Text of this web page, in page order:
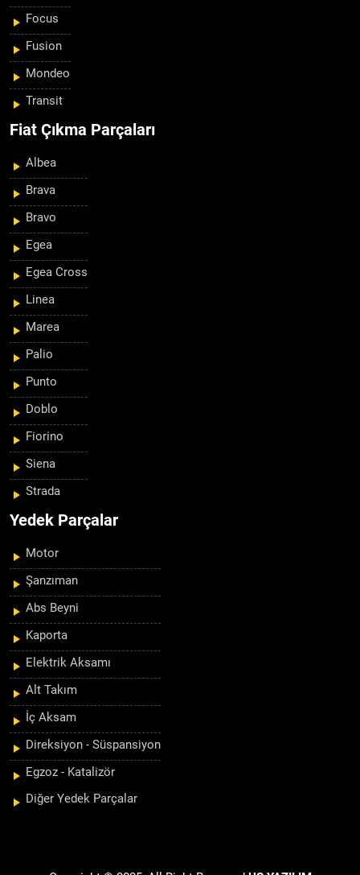
Focus
Fusion
Mondeo
Transit
Fiat Çıkma Parçaları
Albea
Brava
Bravo
Egea
Egea Cross
Linea
Marea
Palio
Punto
Doblo
Fiorino
Siena
Strada
Yedek Parçalar
Motor
Şanzıman
Abs Beyni
Kaporta
Elektrik Aksamı
Alt Takım
İç Aksam
Direksiyon - Süspansiyon
Egzoz - Katalizör
Diğer Yedek Parçalar